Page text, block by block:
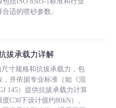
适的喷砂参数。
拔承载力详解
寸规格和抗拔承载力，包
并依据专业标准（如《混
145）提供抗拔承载力计算
C30下设计值约80kN）。